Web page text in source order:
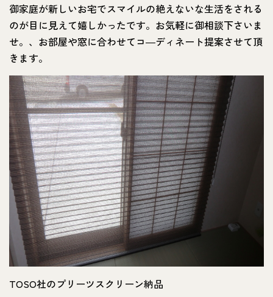
御家庭が新しいお宅でスマイルの絶えないな生活をされる
のが目に見えて嬉しかったです。お気軽に御相談下さいま
せ。、お部屋や窓に合わせてコ―ディネート提案させて頂
きます。
TOSO社のプリーツスクリーン納品